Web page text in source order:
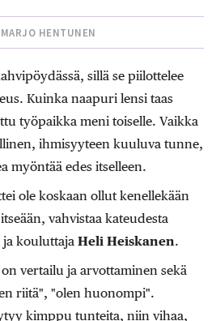
HENTUNEN
sillä se piilottelee
Kuinka naapuri lensi taas
työpaikka meni toiselle. Vaikka
ihmisyyteen kuuluva tunne,
myöntää edes itselleen.
ole koskaan ollut kenellekään
vahvistaa kateudesta
kouluttaja Heli Heiskanen.
vertailu ja arvottaminen sekä
riitä", "olen huonompi".
kimppu tunteita, niin vihaa,